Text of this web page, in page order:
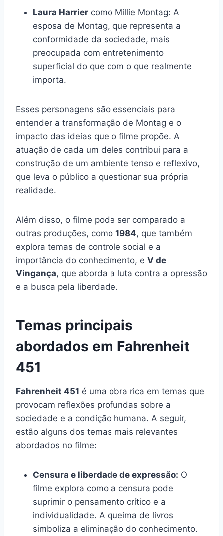
Laura Harrier como Millie Montag: A
esposa de Montag, que representa a
conformidade da sociedade, mais
preocupada com entretenimento
superficial do que com o que realmente
importa.
Esses personagens são essenciais para
entender a transformação de Montag e o
impacto das ideias que o filme propõe. A
atuação de cada um deles contribui para a
construção de um ambiente tenso e reflexivo,
que leva o público a questionar sua própria
realidade.
Além disso, o filme pode ser comparado a
outras produções, como 1984, que também
explora temas de controle social e a
importância do conhecimento, e V de
Vingança, que aborda a luta contra a opressão
e a busca pela liberdade.
Temas principais
abordados em Fahrenheit
451
Fahrenheit 451 é uma obra rica em temas que
provocam reflexões profundas sobre a
sociedade e a condição humana. A seguir,
estão alguns dos temas mais relevantes
abordados no filme:
Censura e liberdade de expressão: O
filme explora como a censura pode
suprimir o pensamento crítico e a
individualidade. A queima de livros
simboliza a eliminação do conhecimento.